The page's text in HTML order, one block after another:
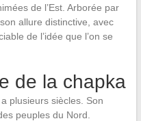
de l’Est. Arborée par
allure distinctive, avec
de l’idée que l’on se
de la chapka
plusieurs siècles. Son
peuples du Nord.